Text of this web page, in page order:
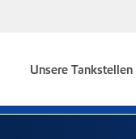
Unsere Tankstellen